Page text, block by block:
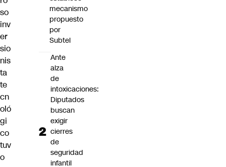
so
inv
er
sio
nis
ta
te
cn
oló
gi
co
tuv
o
mecanismo
propuesto
por
Subtel
Ante
alza
de
intoxicaciones:
Diputados
buscan
exigir
cierres
de
seguridad
infantil